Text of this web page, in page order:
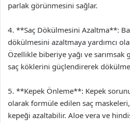
parlak görünmesini sağlar.
4. **Saç Dökülmesini Azaltma**:
dökülmesini azaltmaya yardımcı
Özellikle biberiye yağı ve sarımsak
saç köklerini güçlendirerek
5. **Kepek Önleme**: Kepek
olarak formüle edilen saç
kepeği azaltabilir. Aloe vera ve